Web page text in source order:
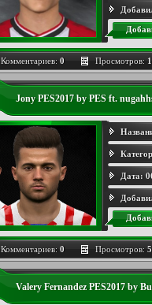
Комментариев: 0 Просмотров:
Jony PES2017 by PES ft.
Дата:
Комментариев: 0 Просмотров:
Valery Fernandez PES2017 by